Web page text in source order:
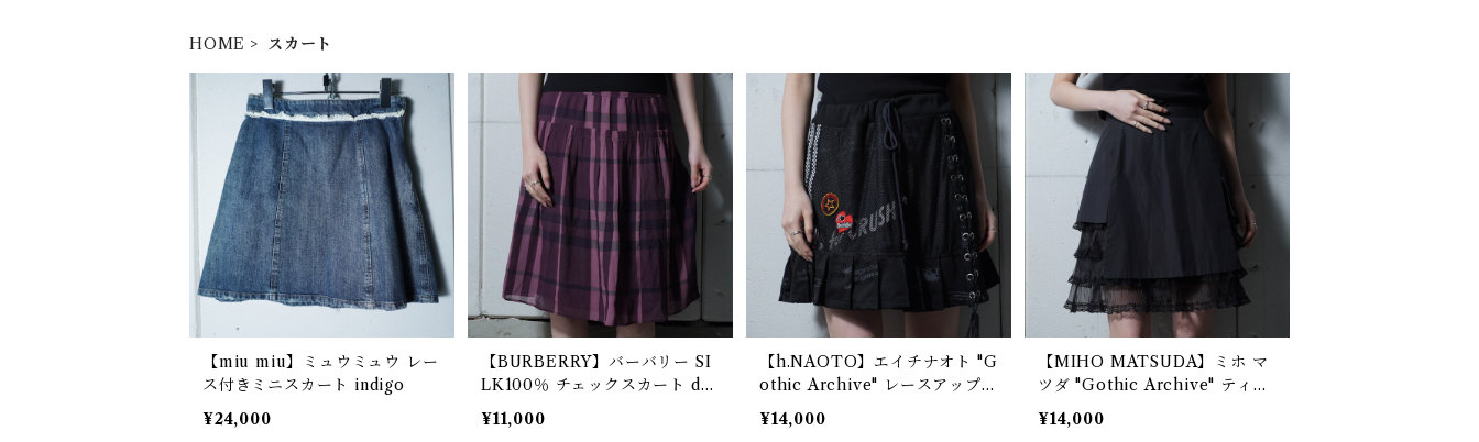
HOME スカート
【miu miu】ミュウミュウ レー
ス付きミニスカート indigo
¥24,000
【BURBERRY】バーバリー SI
LK100％ チェックスカート dar
k purple
¥11,000
【h.NAOTO】エイチナオト "G
othic Archive" レースアップフ
リルレイヤードミニスカート bl
ack
¥14,000
【MIHO MATSUDA】ミホ マ
ツダ "Gothic Archive" ティア
ードフリルスカート black
¥14,000